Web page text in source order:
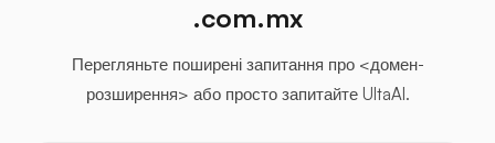
.com.mx
Перегляньте поширені запитання про <домен-
розширення> або просто запитайте UltaAI.